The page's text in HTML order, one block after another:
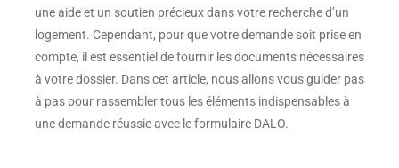
une aide et un soutien précieux dans votre recherche d’un
logement. Cependant, pour que votre demande soit prise en
compte, il est essentiel de fournir les documents nécessaires
à votre dossier. Dans cet article, nous allons vous guider pas
à pas pour rassembler tous les éléments indispensables à
une demande réussie avec le formulaire DALO.